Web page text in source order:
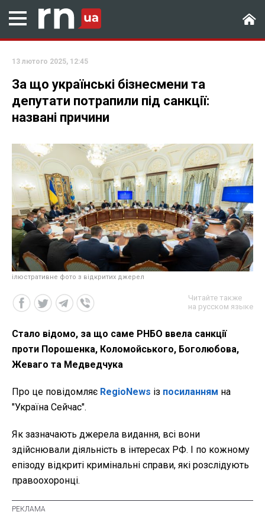
13 лютого 2025, 12:45
За що українські бізнесмени та
депутати потрапили під санкції:
названі причини
ілюстративне фото з відкритих джерел
Читайте также
на русском языке
Стало відомо, за що саме РНБО ввела санкції
проти Порошенка, Коломойського, Боголюбова,
Жеваго та Медведчука
Про це повідомляє RegioNews із посиланням на
"Україна Сейчас".
Як зазначають джерела видання, всі вони
здійснювали діяльність в інтересах РФ. І по кожному
епізоду відкриті кримінальні справи, які розслідують
правоохоронці.